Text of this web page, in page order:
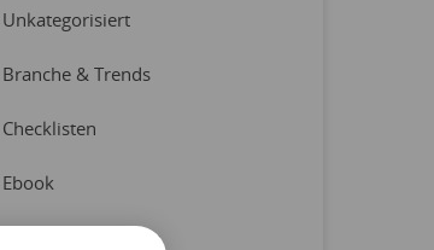
Unkategorisiert
Branche & Trends
Checklisten
Ebook
Erfahrungsberichte